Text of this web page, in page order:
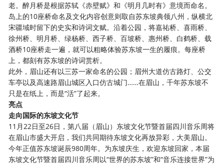
老。醉月桥是根据苏轼《赤壁赋》和《明月几时有》意境而命名。
岛上的10座桥命名及文化内容创意则取自苏东坡典领八州，纵横北
宋疆域时留下的史实和诗词文赋。沿着公园，将嘉祐桥、喜雨桥、
徐州桥、明月桥、绿杨桥、西子桥、百坡桥、惠州桥、白鹤桥、载
酒桥10座桥走一遍，就可以粗略体验苏东坡一生的履痕。每座桥
上，都刻有苏东坡的诗词赏析。
此外，眉山还有以三苏一家命名的公园；眉州大道仿古路灯、公交
车亭以及高速路眉山城区入口仿古城门……在眉山，千年苏东坡不
只是在纸上，而是“活”了起来。
亮点
走向国际的东坡文化节
11月22日至26日，第八届（眉山）东坡文化节暨首届四川音乐周将
在眉山市盛大开启，我们共同期待东坡文化再放异彩，大美眉山。
今年正值苏东坡诞辰980周年。为东坡庆生，欢迎东坡回家，本届
东坡文化节暨首届四川音乐周以“世界的苏东坡”和“音乐连接世界”为